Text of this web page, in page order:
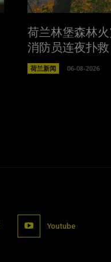
荷兰林堡森林
消防员连夜扑救
荷兰新闻 06-08-2026
Youtube